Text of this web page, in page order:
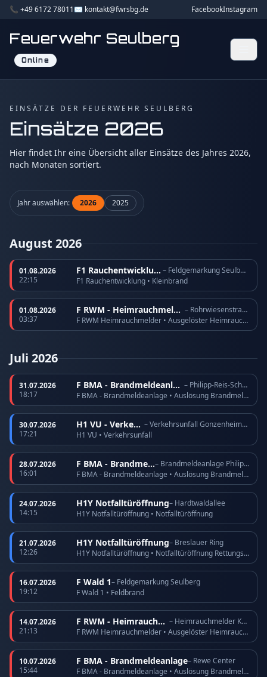
📞 +49 6172 78011✉️ kontakt@fwrsbg.de FacebookInstagram
Feuerwehr Seulberg
Online
EINSÄTZE DER FEUERWEHR SEULBERG
Einsätze 2026
Hier findet Ihr eine Übersicht aller Einsätze des Jahres 2026,
nach Monaten sortiert.
Jahr auswählen: 2026 2025
August 2026
01.08.2026
22:15
F1 Rauchentwicklung
– Feldgemarkung Seulberg
F1 Rauchentwicklung • Kleinbrand
01.08.2026
03:37
F RWM - Heimrauchmelder
– Rohrwiesenstraße
F RWM Heimrauchmelder • Ausgelöster Heimrauchmelder
Juli 2026
31.07.2026
18:17
F BMA - Brandmeldeanlage
– Philipp-Reis-Schule
F BMA - Brandmeldeanlage • Auslösung Brandmeldeanlage
30.07.2026
17:21
H1 VU - Verkehrsunfall
– Verkehrsunfall Gonzenheimer Landstraße
H1 VU • Verkehrsunfall
28.07.2026
16:01
F BMA - Brandmeldeanlage
– Brandmeldeanlage Philipp-Reis-Schule
F BMA - Brandmeldeanlage • Auslösung Brandmeldeanlage
24.07.2026
14:15
H1Y Notfalltüröffnung– Hardtwaldallee
H1Y Notfalltüröffnung • Notfalltüröffnung
21.07.2026
12:26
H1Y Notfalltüröffnung– Breslauer Ring
H1Y Notfalltüröffnung • Notfalltüröffnung Rettungsdienst
16.07.2026
19:12
F Wald 1– Feldgemarkung Seulberg
F Wald 1 • Feldbrand
14.07.2026
21:13
F RWM - Heimrauchmelder
– Heimrauchmelder Köppern
F RWM Heimrauchmelder • Ausgelöster Heimrauchmelder
10.07.2026
15:44
F BMA - Brandmeldeanlage– Rewe Center
F BMA - Brandmeldeanlage • Auslösung Brandmeldeanlage